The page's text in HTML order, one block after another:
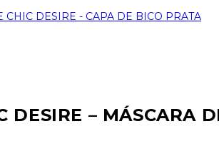
DESIRE – MÁSCARA